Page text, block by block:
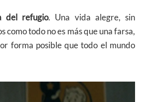
del refugio. Una vida alegre, sin
como todo no es más que una farsa,
forma posible que todo el mundo